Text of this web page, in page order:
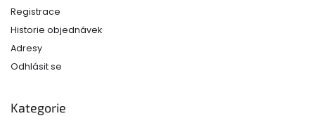
Registrace
Historie objednávek
Adresy
Odhlásit se
Kategorie